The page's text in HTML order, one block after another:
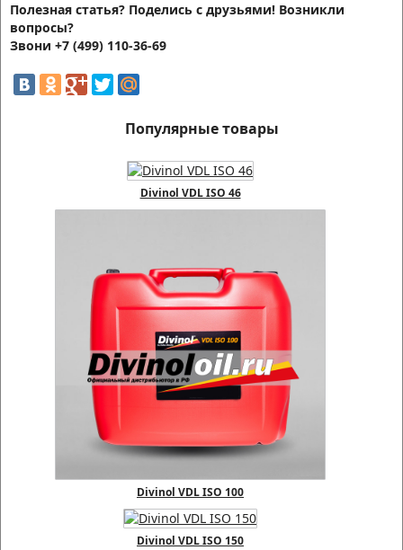
Полезная статья? Поделись с друзьями! Возникли
вопросы?
Звони +7 (499) 110-36-69
Популярные товары
Divinol VDL ISO 46
Divinol VDL ISO 100
Divinol VDL ISO 150